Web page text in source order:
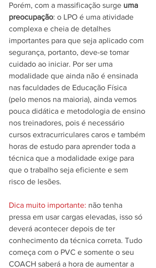
Porém, com a massificação surge uma
preocupação: o LPO é uma atividade
complexa e cheia de detalhes
importantes para que seja aplicado com
segurança, portanto, deve-se tomar
cuidado ao iniciar. Por ser uma
modalidade que ainda não é ensinada
nas faculdades de Educação Física
(pelo menos na maioria), ainda vemos
pouca didática e metodologia de ensino
nos treinadores, pois é necessário
cursos extracurriculares caros e também
horas de estudo para aprender toda a
técnica que a modalidade exige para
que o trabalho seja eficiente e sem
risco de lesões.
Dica muito importante: não tenha
pressa em usar cargas elevadas, isso só
deverá acontecer depois de ter
conhecimento da técnica correta. Tudo
começa com o PVC e somente o seu
COACH saberá a hora de aumentar a